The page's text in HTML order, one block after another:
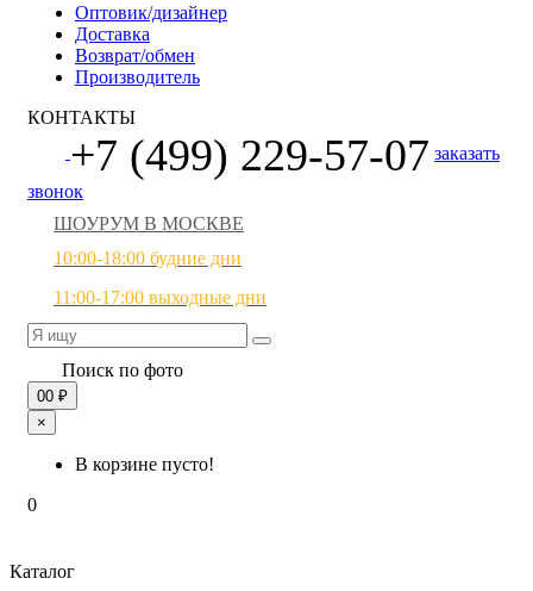
Оптовик/дизайнер
Доставка
Возврат/обмен
Производитель
КОНТАКТЫ
+7 (499) 229-57-07 заказать
звонок
ШОУРУМ В МОСКВЕ
10:00-18:00 будние дни
11:00-17:00 выходные дни
Поиск по фото
00 ₽
×
В корзине пусто!
0
Каталог